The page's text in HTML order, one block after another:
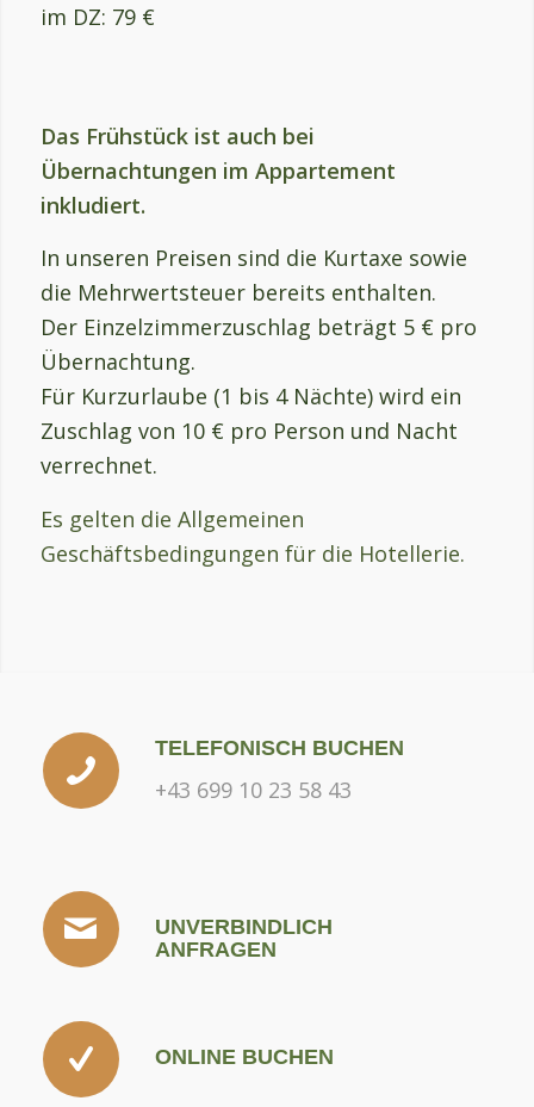
im DZ: 79 €
Das Frühstück ist auch bei
Übernachtungen im Appartement
inkludiert.
In unseren Preisen sind die Kurtaxe sowie
die Mehrwertsteuer bereits enthalten.
Der Einzelzimmerzuschlag beträgt 5 € pro
Übernachtung.
Für Kurzurlaube (1 bis 4 Nächte) wird ein
Zuschlag von 10 € pro Person und Nacht
verrechnet.
Es gelten die Allgemeinen
Geschäftsbedingungen für die Hotellerie.
TELEFONISCH BUCHEN
+43 699 10 23 58 43
UNVERBINDLICH
ANFRAGEN
ONLINE BUCHEN